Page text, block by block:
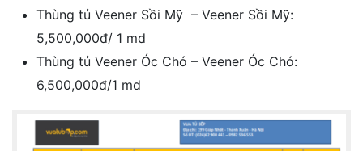
Thùng tủ Veener Sồi Mỹ – Veener Sồi Mỹ:
5,500,000đ/ 1 md
Thùng tủ Veener Óc Chó – Veener Óc Chó:
6,500,000đ/1 md